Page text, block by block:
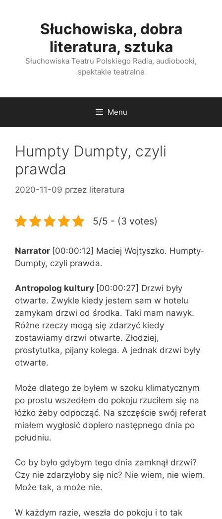
Słuchowiska, dobra
literatura, sztuka
Słuchowiska Teatru Polskiego Radia, audiobooki,
spektakle teatralne
Menu
Humpty Dumpty, czyli
prawda
2020-11-09 przez literatura
5/5 - (3 votes)
Narrator [00:00:12] Maciej Wojtyszko. Humpty-
Dumpty, czyli prawda.
Antropolog kultury [00:00:27] Drzwi były
otwarte. Zwykle kiedy jestem sam w hotelu
zamykam drzwi od środka. Taki mam nawyk.
Różne rzeczy mogą się zdarzyć kiedy
zostawiamy drzwi otwarte. Złodziej,
prostytutka, pijany kolega. A jednak drzwi były
otwarte.
Może dlatego że byłem w szoku klimatycznym
po prostu wszedłem do pokoju rzuciłem się na
łóżko żeby odpocząć. Na szczęście swój referat
miałem wygłosić dopiero następnego dnia po
południu.
Co by było gdybym tego dnia zamknął drzwi?
Czy nie zdarzyłoby się nic? Nie wiem, nie wiem.
Może tak, a może nie.
W każdym razie, weszła do pokoju i to tak